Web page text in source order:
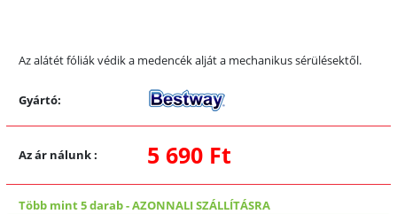
Az alátét fóliák védik a medencék alját a mechanikus sérülésektől.
Gyártó:
Az ár nálunk: 5 690 Ft
Több mint 5 darab-AZONNALI SZÁLLÍTÁSRA